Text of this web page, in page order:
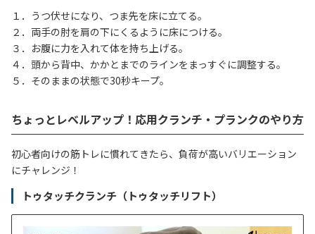
１．うつ伏せになり、つま先を床に立てる。
２．両手の肘を肩の下にくるように床につける。
３．お腹に力を入れて体を持ち上げる。
４．頭から背中、かかとまでのラインをまっすぐに調整する。
５．そのままの状態で30秒キープ。
ちょっとレベルアップ！応用クランチ・プランクのやり方
初心者向けの筋トレに慣れてきたら、負荷が高いバリエーション
にチャレンジ！
トゥタッチクランチ（トゥタッチリフト）